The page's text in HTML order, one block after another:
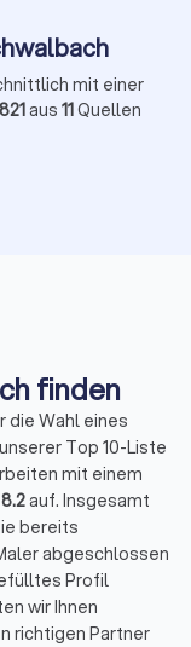
mit einer
aus 11Quellen
finden
die Wahl eines
Top 10-Liste
mit einem
auf. Insgesamt
bereits
abgeschlossen
Profil
wir Ihnen
richtigen Partner